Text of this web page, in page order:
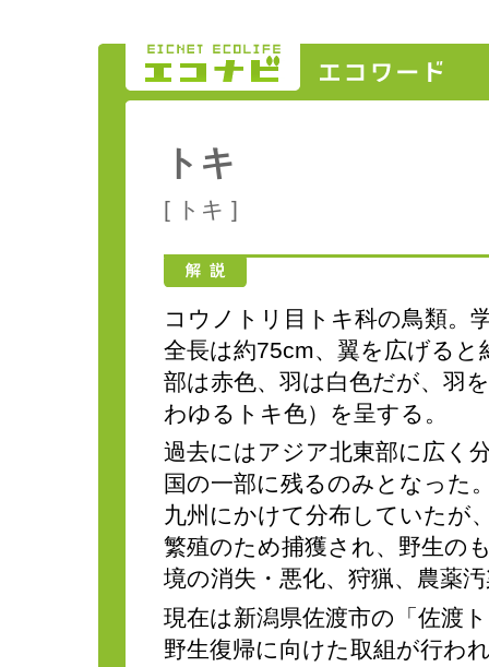
トキ
[ トキ ]
コウノトリ目トキ科の鳥類。
全長は約75cm、翼を広げる
部は赤色、羽は白色だが、羽
わゆるトキ色）を呈する。
過去にはアジア北東部に広く
国の一部に残るのみとなった
九州にかけて分布していたが
繁殖のため捕獲され、野生の
境の消失・悪化、狩猟、農薬
現在は新潟県佐渡市の「佐渡
野生復帰に向けた取組が行わ